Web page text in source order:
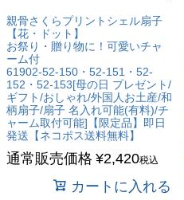
親骨さくらプリントシェル扇子
【花・ドット】
お祭り・贈り物に！可愛いチャ
ーム付
61902-52-150・52-151・52-
152・52-153[母の日 プレゼント/
ギフト/おしゃれ/外国人お土産/和
柄扇子/扇子 名入れ可能(有料)/チ
ャーム取付可能]【限定品】即日
発送【ネコポス送料無料】
通常販売価格 ¥2,420税込
カートに入れる